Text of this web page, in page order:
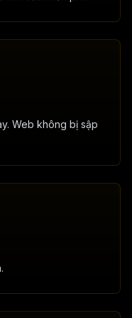
Web không bị sập